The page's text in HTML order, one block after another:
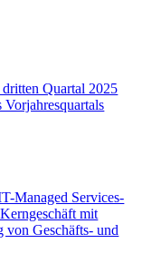
Quartal 2025
Vorjahresquartals
Managed Services-
mit
von Geschäfts- und